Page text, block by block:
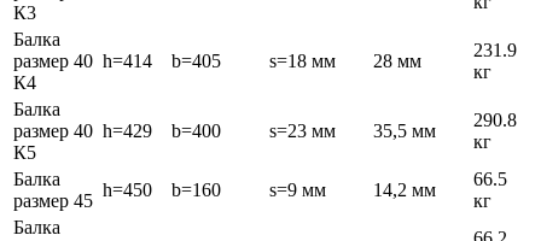
К3
Балка
размер 40
К4
h=414 b=405 s=18 мм 28 мм
231.9
кг
Балка
размер 40
К5
h=429 b=400 s=23 мм 35,5 мм
290.8
кг
Балка
размер 45
h=450 b=160 s=9 мм 14,2 мм
66.5
кг
Балка